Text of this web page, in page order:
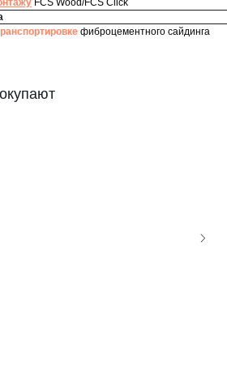
FCS Wood/FCS Click
фиброцементного сайдинга